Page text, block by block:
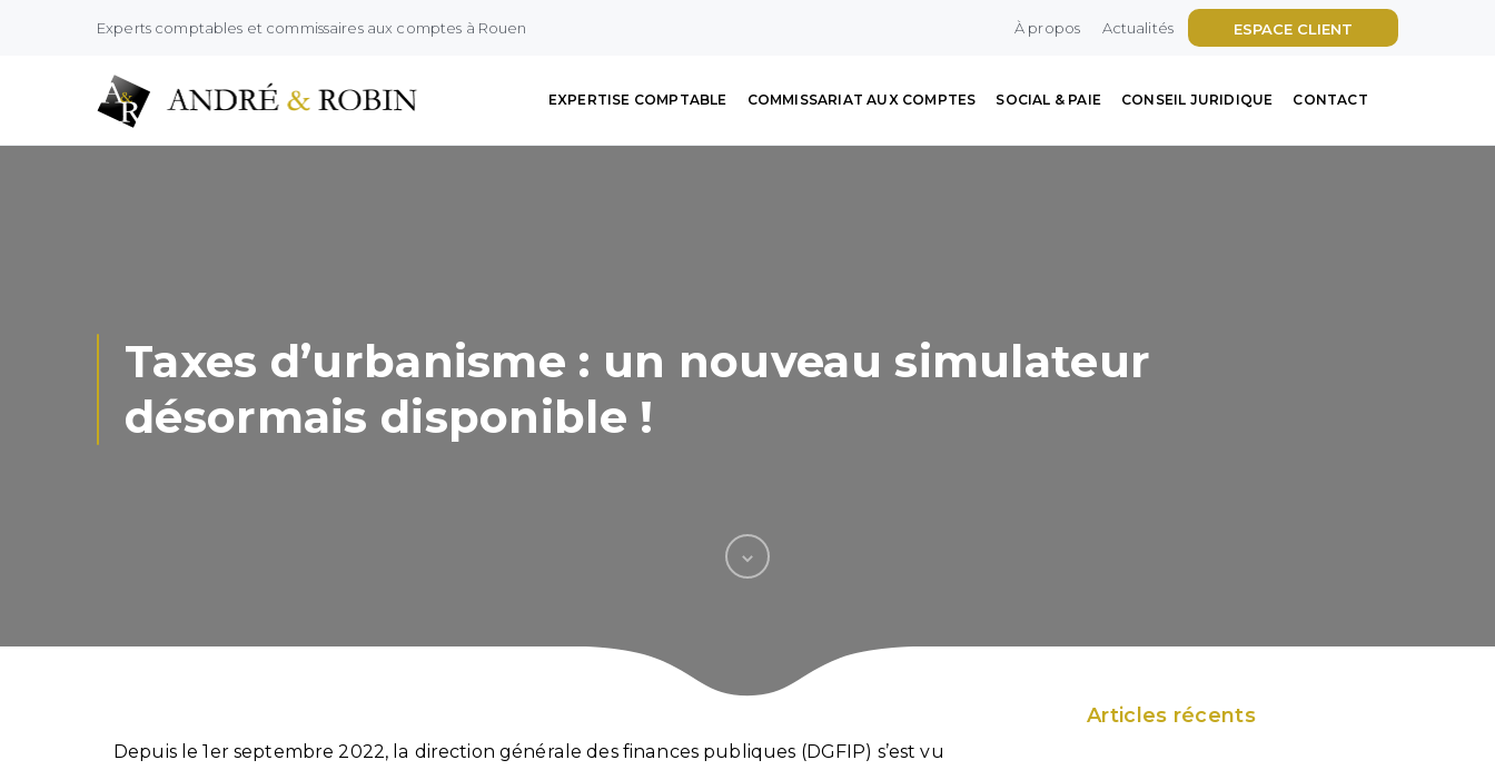
Experts comptables et commissaires aux comptes à Rouen ESPACE CLIENT
À propos Actualités
EXPERTISE COMPTABLE COMMISSARIAT AUX COMPTES SOCIAL & PAIE CONSEIL JURIDIQUE CONTACT
Taxes d’urbanisme : un nouveau simulateur
désormais disponible !
Depuis le 1er septembre 2022, la direction générale des finances publiques (DGFIP) s’est vu
Articles récents